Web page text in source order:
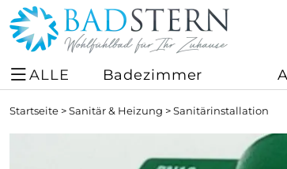
ALLE Badezimmer
Startseite > Sanitär & Heizung > Sanitärinstallation